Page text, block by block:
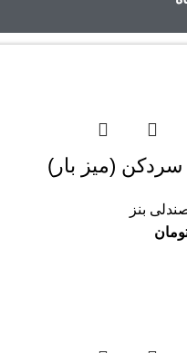
(میز بار)
بنز